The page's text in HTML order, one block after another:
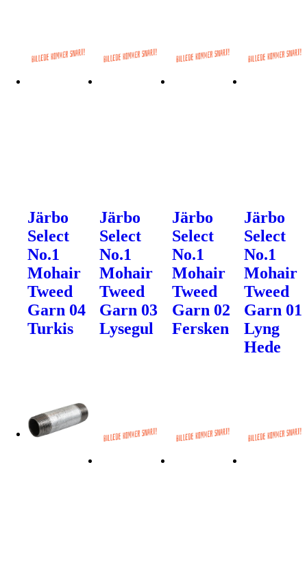
Järbo
Select
No.1
Mohair
Tweed
Garn 04
Turkis
Järbo
Select
No.1
Mohair
Tweed
Garn 03
Lysegul
Järbo
Select
No.1
Mohair
Tweed
Garn 02
Fersken
Järbo
Select
No.1
Mohair
Tweed
Garn 01
Lyng
Hede